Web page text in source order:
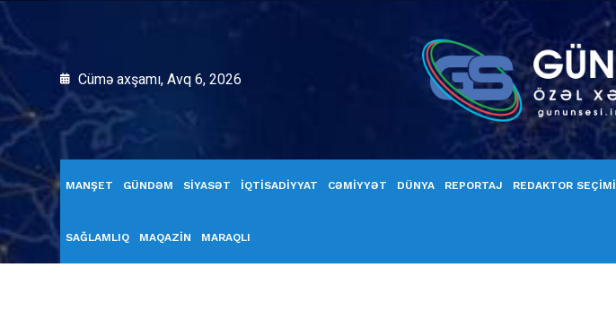
Cümə axşamı, Avq 6, 2026
MANŞET GÜNDƏM SİYASƏT İQTİSADİYYAT CƏMİYYƏT DÜNYA REPORTAJ REDAKTOR SEÇİMİ
SAĞLAMLIQ MAQAZİN MARAQLI